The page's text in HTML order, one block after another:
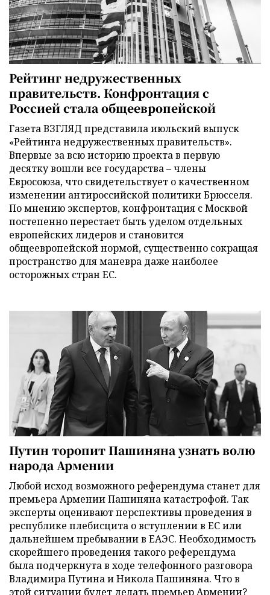
Рейтинг недружественных
правительств. Конфронтация с
Россией стала общеевропейской
Газета ВЗГЛЯД представила июльский выпуск
«Рейтинга недружественных правительств».
Впервые за всю историю проекта в первую
десятку вошли все государства – члены
Евросоюза, что свидетельствует о качественном
изменении антироссийской политики Брюсселя.
По мнению экспертов, конфронтация с Москвой
постепенно перестает быть уделом отдельных
европейских лидеров и становится
общеевропейской нормой, существенно сокращая
пространство для маневра даже наиболее
осторожных стран ЕС.
Путин торопит Пашиняна узнать волю
народа Армении
Любой исход возможного референдума станет для
премьера Армении Пашиняна катастрофой. Так
эксперты оценивают перспективы проведения в
республике плебисцита о вступлении в ЕС или
дальнейшем пребывании в ЕАЭС. Необходимость
скорейшего проведения такого референдума
была подчеркнута в ходе телефонного разговора
Владимира Путина и Никола Пашиняна. Что в
этой ситуации будет делать премьер Армении?